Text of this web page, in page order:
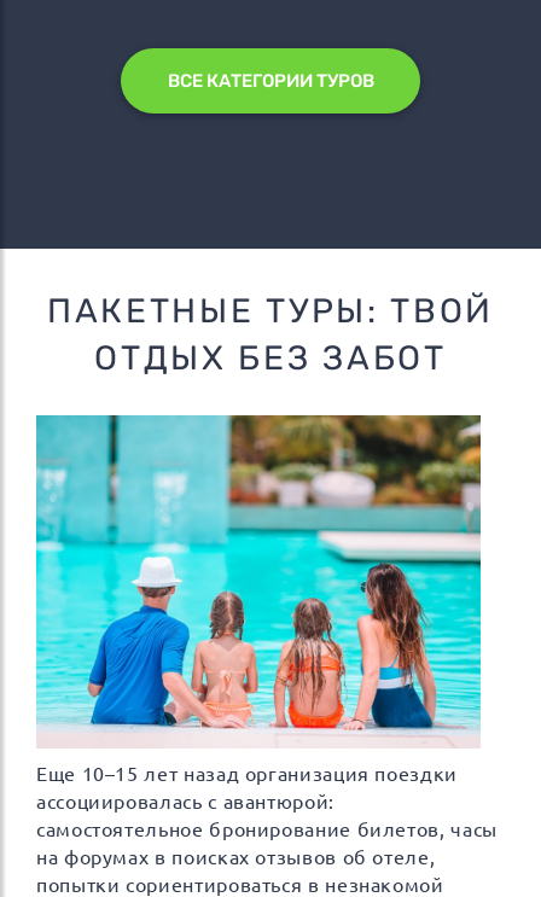
ВСЕ КАТЕГОРИИ ТУРОВ
ПАКЕТНЫЕ ТУРЫ: ТВОЙ
ОТДЫХ БЕЗ ЗАБОТ
Еще 10–15 лет назад организация поездки
ассоциировалась с авантюрой:
самостоятельное бронирование билетов, часы
на форумах в поисках отзывов об отеле,
попытки сориентироваться в незнакомой